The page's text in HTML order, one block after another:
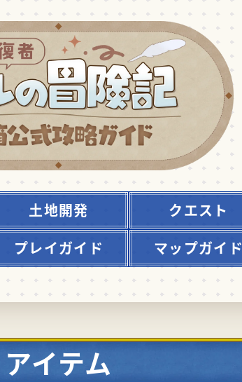
土地開発 クエスト
プレイガイド マップガイド
アイテム